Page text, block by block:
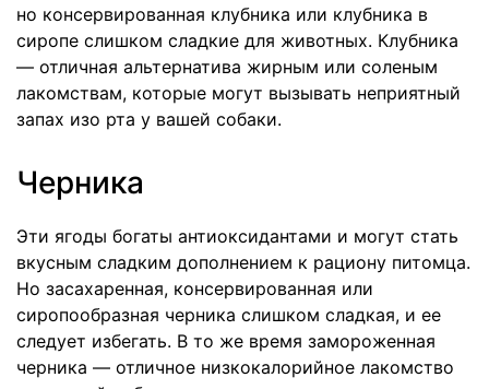
но консервированная клубника или клубника в
сиропе слишком сладкие для животных. Клубника
— отличная альтернатива жирным или соленым
лакомствам, которые могут вызывать неприятный
запах изо рта у вашей собаки.
Черника
Эти ягоды богаты антиоксидантами и могут стать
вкусным сладким дополнением к рациону питомца.
Но засахаренная, консервированная или
сиропообразная черника слишком сладкая, и ее
следует избегать. В то же время замороженная
черника — отличное низкокалорийное лакомство